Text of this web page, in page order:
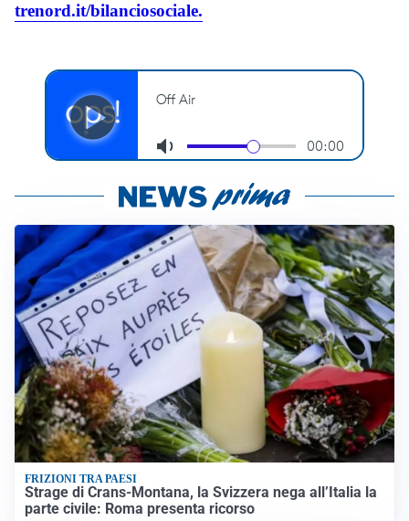
trenord.it/bilanciosociale.
FRIZIONI TRA PAESI
Strage di Crans-Montana, la Svizzera nega all’Italia la
parte civile: Roma presenta ricorso